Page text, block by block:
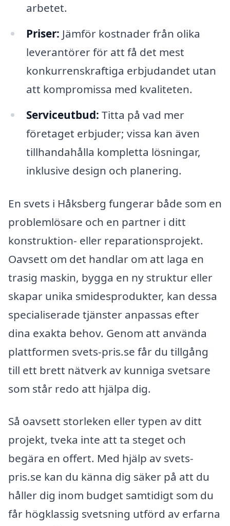
arbetet.
Priser: Jämför kostnader från olika
leverantörer för att få det mest
konkurrenskraftiga erbjudandet utan
att kompromissa med kvaliteten.
Serviceutbud: Titta på vad mer
företaget erbjuder; vissa kan även
tillhandahålla kompletta lösningar,
inklusive design och planering.
En svets i Håksberg fungerar både som en
problemlösare och en partner i ditt
konstruktion- eller reparationsprojekt.
Oavsett om det handlar om att laga en
trasig maskin, bygga en ny struktur eller
skapar unika smidesprodukter, kan dessa
specialiserade tjänster anpassas efter
dina exakta behov. Genom att använda
plattformen svets-pris.se får du tillgång
till ett brett nätverk av kunniga svetsare
som står redo att hjälpa dig.
Så oavsett storleken eller typen av ditt
projekt, tveka inte att ta steget och
begära en offert. Med hjälp av svets-
pris.se kan du känna dig säker på att du
håller dig inom budget samtidigt som du
får högklassig svetsning utförd av erfarna